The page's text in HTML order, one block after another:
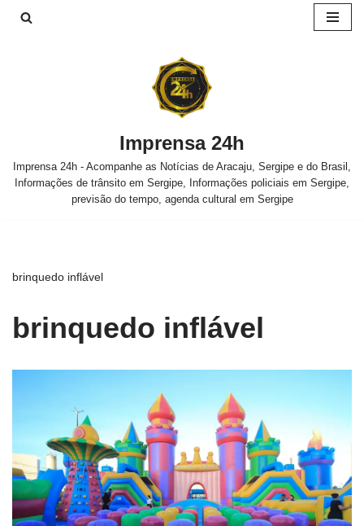
Imprensa 24h
Imprensa 24h - Acompanhe as Notícias de Aracaju, Sergipe e do Brasil,
Informações de trânsito em Sergipe, Informações policiais em Sergipe,
previsão do tempo, agenda cultural em Sergipe
brinquedo inflável
brinquedo inflável